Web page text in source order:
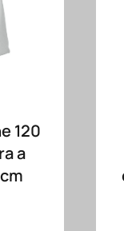
120
a